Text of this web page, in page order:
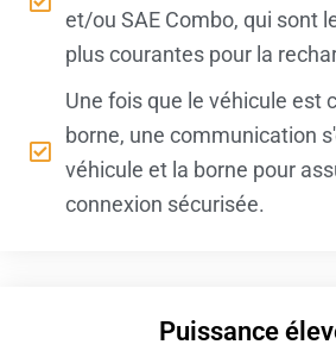
et/ou SAE Combo, qui sont
plus courantes pour la
Une fois que le véhicule est
borne, une communication
véhicule et la borne pour
connexion sécurisée.
Puissance